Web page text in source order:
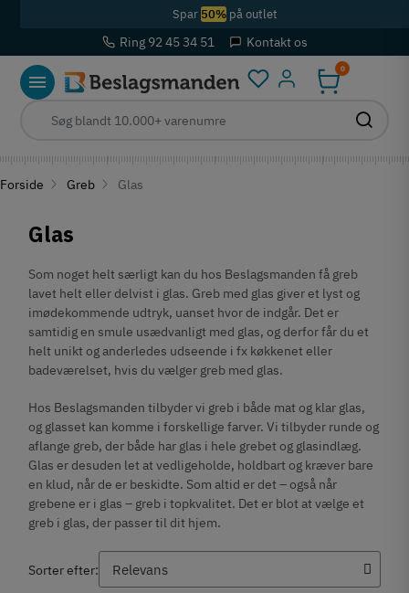
Spar 50%på outlet
Ring 92 45 34 51 Kontakt os
0
Forside Greb Glas
Glas
Som noget helt særligt kan du hos Beslagsmanden få greb
lavet helt eller delvist i glas. Greb med glas giver et lyst og
imødekommende udtryk, uanset hvor de indgår. Det er
samtidig en smule usædvanligt med glas, og derfor får du et
helt unikt og anderledes udseende i fx køkkenet eller
badeværelset, hvis du vælger greb med glas.
Hos Beslagsmanden tilbyder vi greb i både mat og klar glas,
og glasset kan komme i forskellige farver. Vi tilbyder runde og
aflange greb, der både har glas i hele grebet og glasindlæg.
Glas er desuden let at vedligeholde, holdbart og kræver bare
en klud, når de er beskidte. Som altid er det – også når
grebene er i glas – greb i topkvalitet. Det er blot at vælge et
greb i glas, der passer til dit hjem.
Sorter efter: